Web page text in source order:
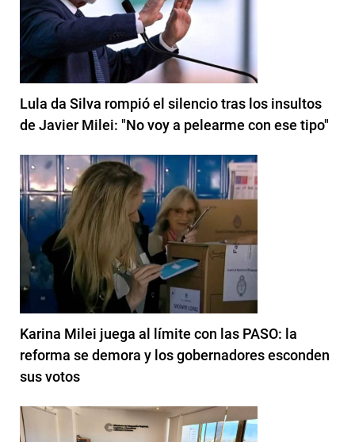
Lula da Silva rompió el silencio tras los insultos
de Javier Milei: "No voy a pelearme con ese tipo"
Karina Milei juega al límite con las PASO: la
reforma se demora y los gobernadores esconden
sus votos